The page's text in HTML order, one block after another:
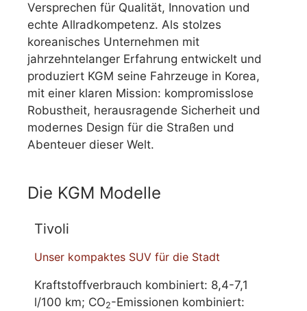
Versprechen für Qualität, Innovation und
echte Allradkompetenz. Als stolzes
koreanisches Unternehmen mit
jahrzehntelanger Erfahrung entwickelt und
produziert KGM seine Fahrzeuge in Korea,
mit einer klaren Mission: kompromisslose
Robustheit, herausragende Sicherheit und
modernes Design für die Straßen und
Abenteuer dieser Welt.
Die KGM Modelle
Tivoli
Unser kompaktes SUV für die Stadt
Kraftstoffverbrauch kombiniert: 8,4-7,1
l/100 km; CO2-Emissionen kombiniert: